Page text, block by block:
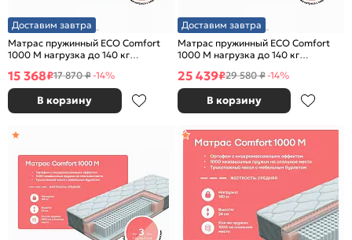
Доставим завтра
Матрас пружинный ECO Comfort
1000 M нагрузка до 140 кг
15 368₽17 870 ₽-14%
В корзину
Доставим завтра
Матрас пружинный ECO Comfort
1000 M нагрузка до 140 кг
25 439₽29 580 ₽-14%
В корзину